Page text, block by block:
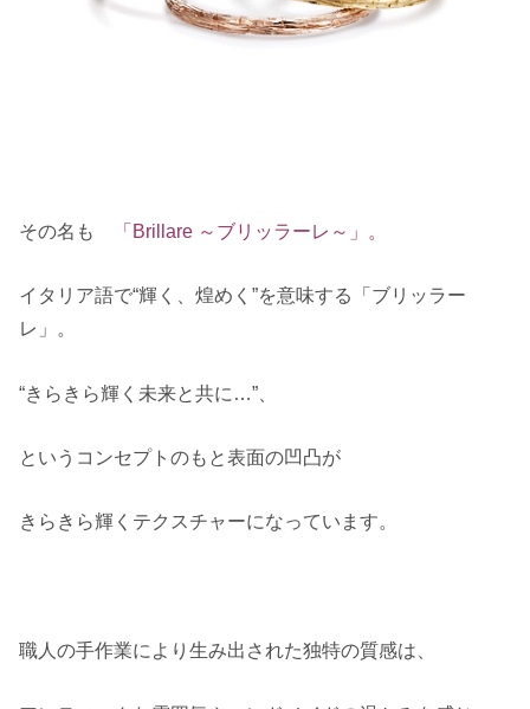
その名も 「Brillare ～ブリッラーレ～」。
イタリア語で“輝く、煌めく”を意味する「ブリッラー
レ」。
“きらきら輝く未来と共に…”、
というコンセプトのもと表面の凹凸が
きらきら輝くテクスチャーになっています。
職人の手作業により生み出された独特の質感は、